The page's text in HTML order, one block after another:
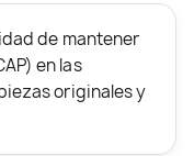
de mantener
en las
originales y